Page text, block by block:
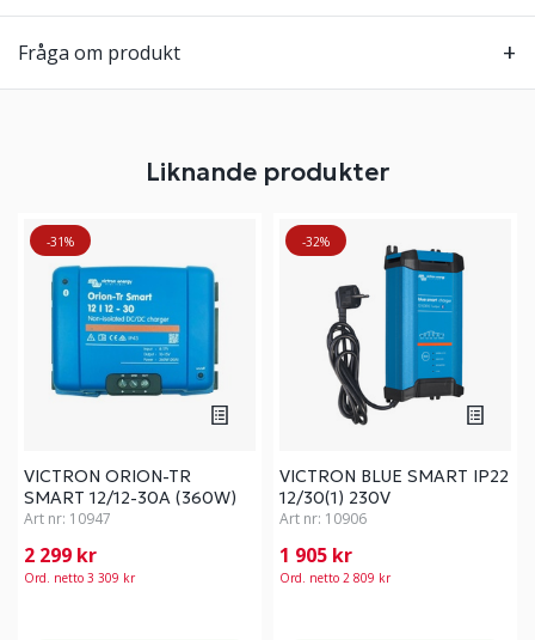
Fråga om produkt
Liknande produkter
-31%
VICTRON ORION-TR
SMART 12/12-30A (360W)
Art nr: 10947
2 299 kr
Ord. netto 3 309 kr
-32%
VICTRON BLUE SMART IP22
12/30(1) 230V
Art nr: 10906
1 905 kr
Ord. netto 2 809 kr